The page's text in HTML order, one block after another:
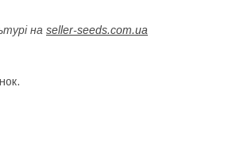
на seller-seeds.com.ua